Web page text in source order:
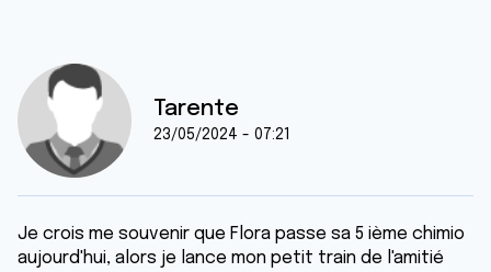
Tarente
23/05/2024 - 07:21
Je crois me souvenir que Flora passe sa 5 ième chimio
aujourd'hui, alors je lance mon petit train de l'amitié